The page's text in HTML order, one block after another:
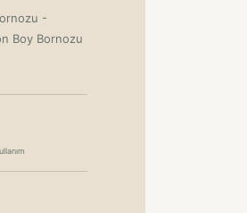
-
Boy Bornozu